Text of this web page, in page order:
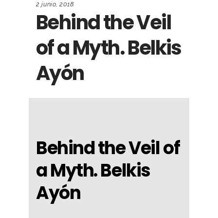
2 junio, 2018
Behind the Veil
of a Myth. Belkis
Ayón
Behind the Veil of
a Myth. Belkis
Ayón